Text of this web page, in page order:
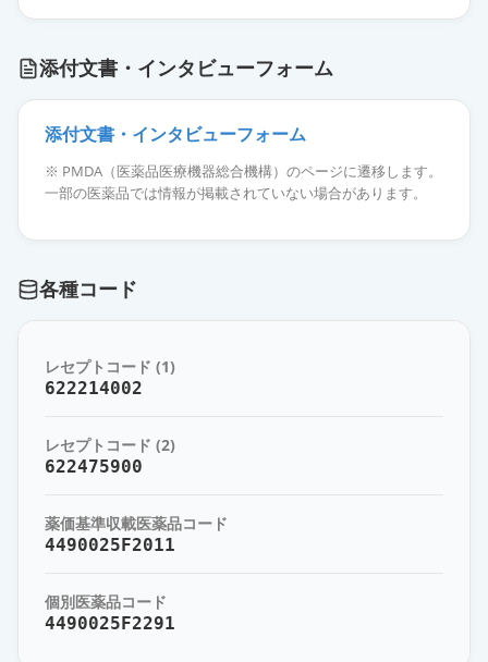
5mg「NIG」
薬価 10.80 円
林」
薬価 10.80 円
通常出荷
イト」
オロパタジン塩酸塩OD錠5mg「テ
バ」
オロパタジン塩酸塩錠5mg「ダイ
薬価 10.80 円
オロパタジン塩酸塩錠5mg「ZE」
薬価 10.80 円
添付文書・インタビューフォーム
添付文書・インタビューフォーム
※ PMDA（医薬品医療機器総合機構）のページに遷移します。
一部の医薬品では情報が掲載されていない場合があります。
各種コード
レセプトコード (1)
622214002
レセプトコード (2)
622475900
薬価基準収載医薬品コード
4490025F2011
個別医薬品コード
4490025F2291